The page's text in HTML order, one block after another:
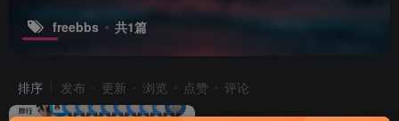
freebbs 共1篇
排序 发布 更新 浏览 点赞 评论